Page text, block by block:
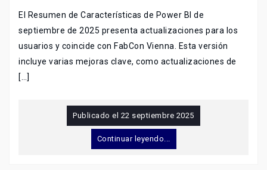
El Resumen de Características de Power BI de
septiembre de 2025 presenta actualizaciones para los
usuarios y coincide con FabCon Vienna. Esta versión
incluye varias mejoras clave, como actualizaciones de
[…]
Publicado el 22 septiembre 2025
Continuar leyendo...